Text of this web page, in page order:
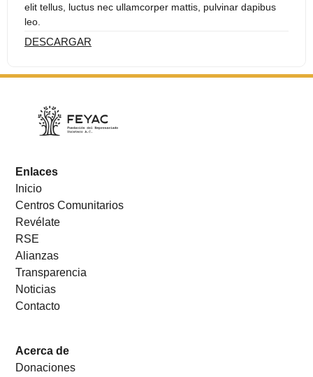
elit tellus, luctus nec ullamcorper mattis, pulvinar dapibus
leo.
DESCARGAR
Enlaces
Inicio
Centros Comunitarios
Revélate
RSE
Alianzas
Transparencia
Noticias
Contacto
Acerca de
Donaciones